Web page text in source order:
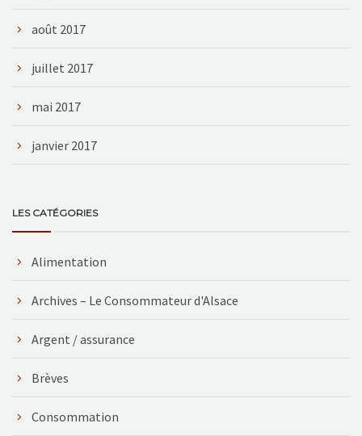
août 2017
juillet 2017
mai 2017
janvier 2017
LES CATÉGORIES
Alimentation
Archives – Le Consommateur d'Alsace
Argent / assurance
Brèves
Consommation